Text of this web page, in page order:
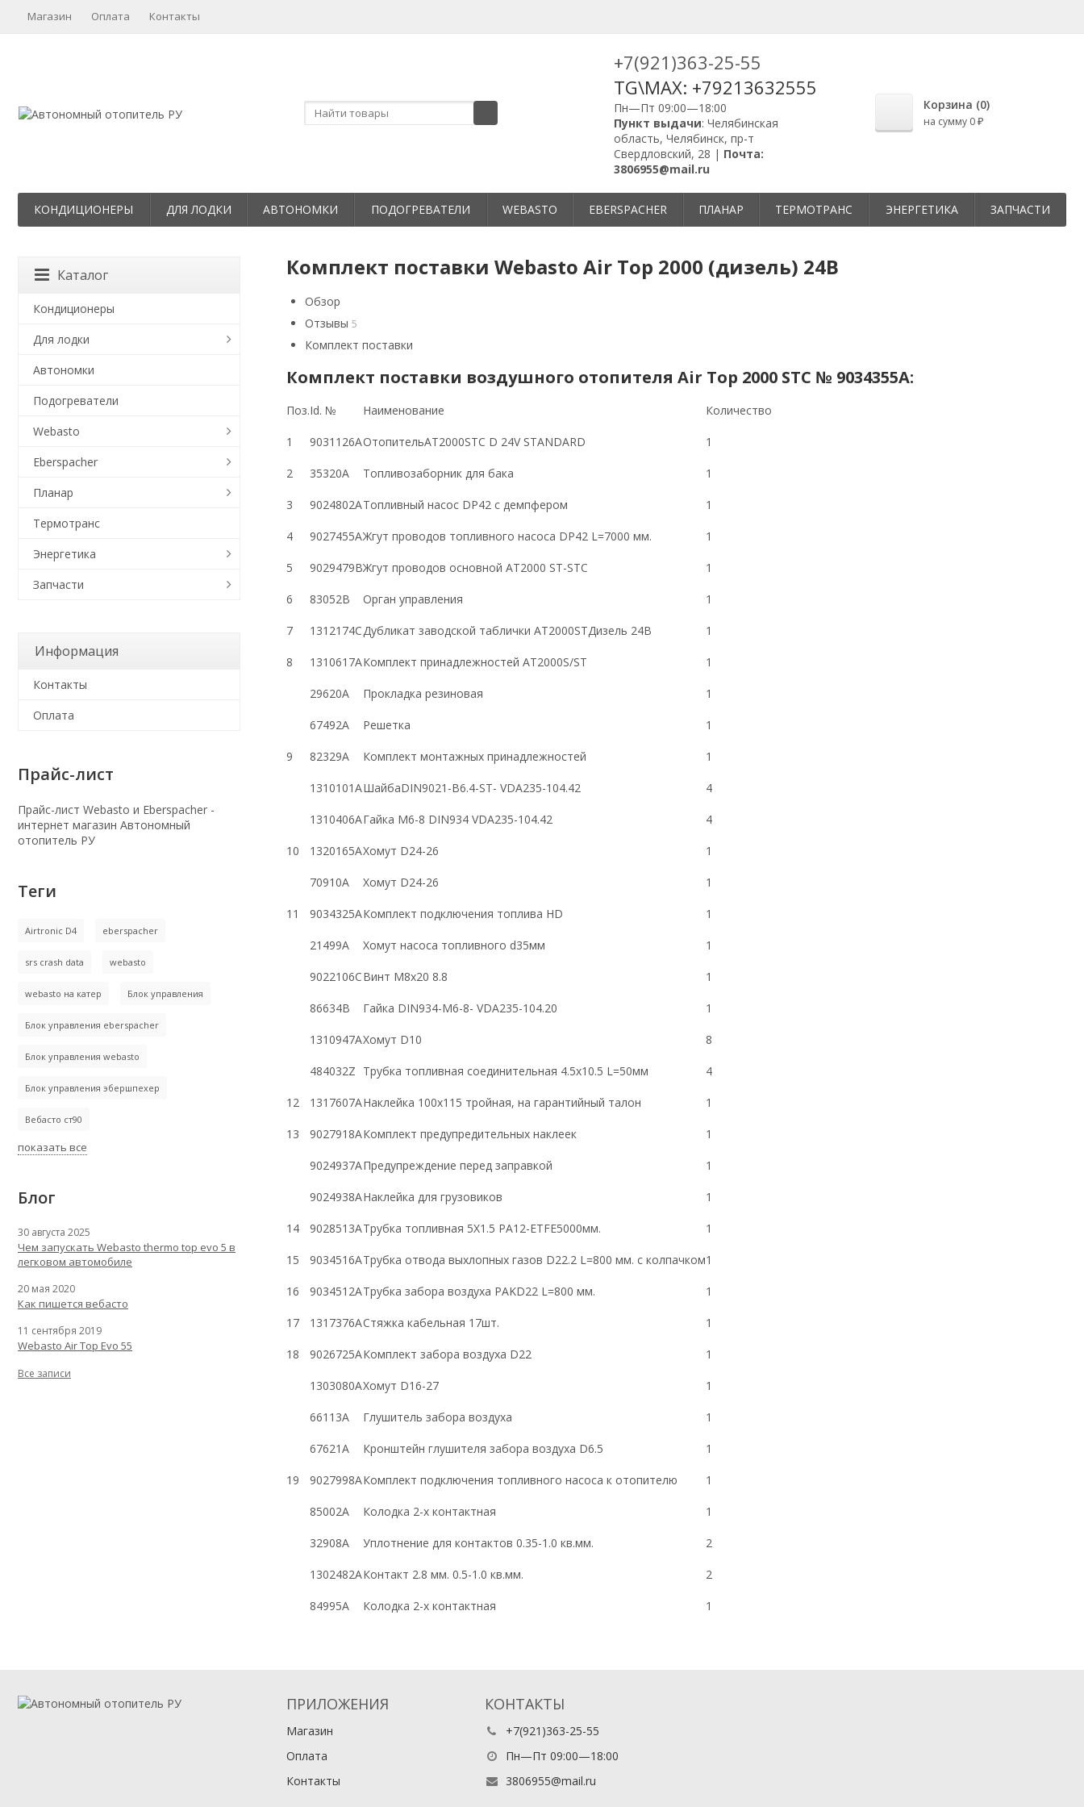
Магазин Оплата Контакты
+7(921)363-25-55
TG\MAX: +79213632555
Пн—Пт 09:00—18:00
Пункт выдачи: Челябинская
область, Челябинск, пр-т
Свердловский, 28 | Почта:
3806955@mail.ru
Корзина (0)
на сумму 0 ₽
КОНДИЦИОНЕРЫ ДЛЯ ЛОДКИ АВТОНОМКИ ПОДОГРЕВАТЕЛИ WEBASTO EBERSPACHER ПЛАНАР ТЕРМОТРАНС ЭНЕРГЕТИКА ЗАПЧАСТИ
Комплект поставки Webasto Air Top 2000 (дизель) 24В
Обзор
Отзывы 5
Комплект поставки
Комплект поставки воздушного отопителя Air Top 2000 STC № 9034355A:
Поз.Id. № Наименование Количество
1 9031126AОтопительAT2000STC D 24V STANDARD 1
2 35320A Топливозаборник для бака 1
3 9024802AТопливный насос DP42 с демпфером 1
4 9027455AЖгут проводов топливного насоса DP42 L=7000 мм. 1
5 9029479BЖгут проводов основной AT2000 ST-STC 1
6 83052B Орган управления 1
7 1312174CДубликат заводской таблички AT2000STДизель 24В 1
8 1310617AКомплект принадлежностей AT2000S/ST 1
29620A Прокладка резиновая 1
67492A Решетка 1
9 82329A Комплект монтажных принадлежностей 1
1310101AШайбаDIN9021-B6.4-ST- VDA235-104.42 4
1310406AГайка M6-8 DIN934 VDA235-104.42 4
10 1320165AХомут D24-26 1
70910A Хомут D24-26 1
11 9034325AКомплект подключения топлива HD 1
21499A Хомут насоса топливного d35мм 1
9022106CВинт M8х20 8.8 1
86634B Гайка DIN934-M6-8- VDA235-104.20 1
1310947AХомут D10 8
484032Z Трубка топливная соединительная 4.5x10.5 L=50мм 4
12 1317607AНаклейка 100x11 5 тройная, на гарантийный талон 1
13 9027918AКомплект предупредительных наклеек 1
9024937AПредупреждение перед заправкой 1
9024938AНаклейка для грузовиков 1
14 9028513AТрубка топливная 5X1.5 PA12-ETFE5000мм. 1
15 9034516AТрубка отвода выхлопных газов D22.2 L=800 мм. с колпачком1
16 9034512AТрубка забора воздуха PAKD22 L=800 мм. 1
17 1317376AСтяжка кабельная 17шт. 1
18 9026725AКомплект забора воздуха D22 1
1303080AХомут D16-27 1
66113A Глушитель забора воздуха 1
67621A Кронштейн глушителя забора воздуха D6.5 1
19 9027998AКомплект подключения топливного насоса к отопителю 1
85002A Колодка 2-х контактная 1
32908A Уплотнение для контактов 0.35-1.0 кв.мм. 2
1302482AКонтакт 2.8 мм. 0.5-1.0 кв.мм. 2
84995A Колодка 2-х контактная 1
Каталог
Кондиционеры
Для лодки
Автономки
Подогреватели
Webasto
Eberspacher
Планар
Термотранс
Энергетика
Запчасти
Информация
Контакты
Оплата
Прайс-лист
Прайс-лист Webasto и Eberspacher -
интернет магазин Автономный
отопитель РУ
Теги
Airtronic D4 eberspacher
srs crash data webasto
webasto на катер Блок управления
Блок управления eberspacher
Блок управления webasto
Блок управления эбершпехер
Вебасто ст90
показать все
Блог
30 августа 2025
Чем запускать Webasto thermo top evo 5 в
легковом автомобиле
20 мая 2020
Как пишется вебасто
11 сентября 2019
Webasto Air Top Evo 55
Все записи
ПРИЛОЖЕНИЯ
Магазин
Оплата
Контакты
КОНТАКТЫ
+7(921)363-25-55
Пн—Пт 09:00—18:00
3806955@mail.ru